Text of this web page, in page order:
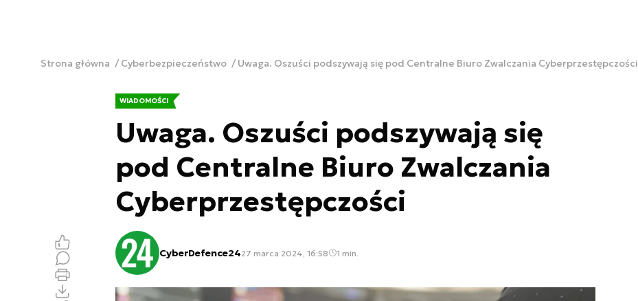
Strona główna Cyberbezpieczeństwo Uwaga. Oszuści podszywają się pod Centralne Biuro Zwalczania Cyberprzestępczości
WIADOMOŚCI
Uwaga. Oszuści podszywają się
pod Centralne Biuro Zwalczania
Cyberprzestępczości
CyberDefence2427 marca 2024, 16:58 1 min.